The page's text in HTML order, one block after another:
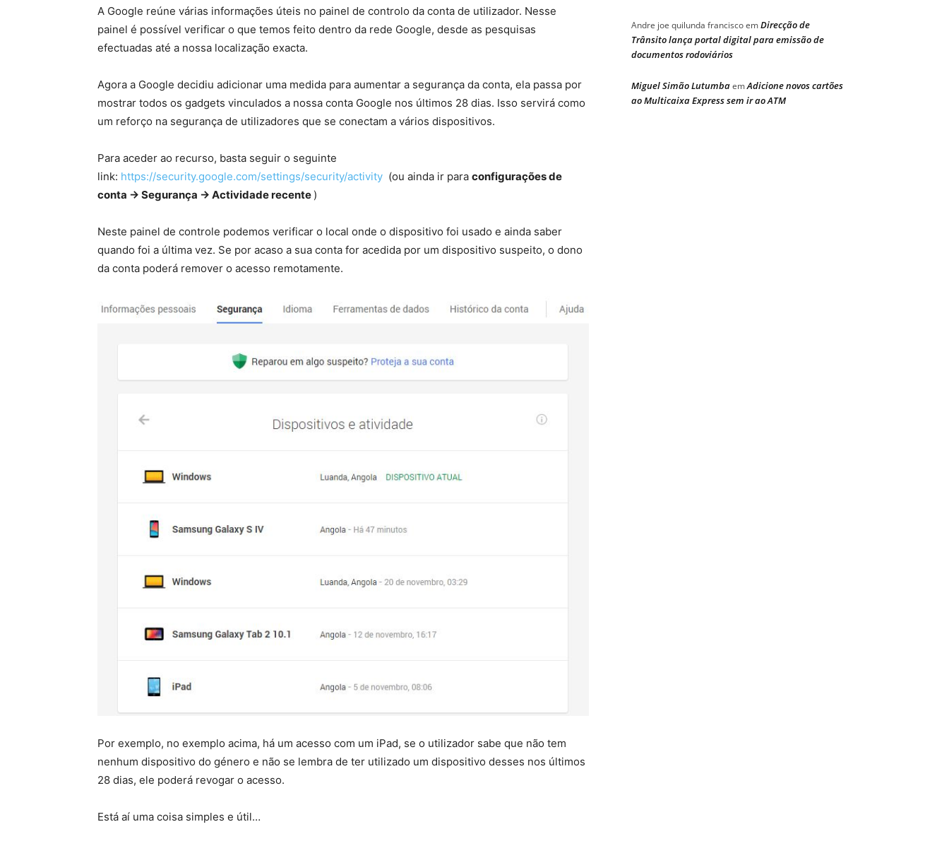
A Google reúne várias informações úteis no painel de controlo da conta de utilizador. Nesse
painel é possível verificar o que temos feito dentro da rede Google, desde as pesquisas
efectuadas até a nossa localização exacta.
Agora a Google decidiu adicionar uma medida para aumentar a segurança da conta, ela passa por
mostrar todos os gadgets vinculados a nossa conta Google nos últimos 28 dias. Isso servirá como
um reforço na segurança de utilizadores que se conectam a vários dispositivos.
Para aceder ao recurso, basta seguir o seguinte
link: https://security.google.com/settings/security/activity (ou ainda ir para configurações de
conta -> Segurança -> Actividade recente )
Neste painel de controle podemos verificar o local onde o dispositivo foi usado e ainda saber
quando foi a última vez. Se por acaso a sua conta for acedida por um dispositivo suspeito, o dono
da conta poderá remover o acesso remotamente.
Por exemplo, no exemplo acima, há um acesso com um iPad, se o utilizador sabe que não tem
nenhum dispositivo do género e não se lembra de ter utilizado um dispositivo desses nos últimos
28 dias, ele poderá revogar o acesso.
Está aí uma coisa simples e útil…
Andre joe quilunda franciscoemDirecção de
Trânsito lança portal digital para emissão de
documentos rodoviários
Miguel Simão LutumbaemAdicione novos cartões
ao Multicaixa Express sem ir ao ATM